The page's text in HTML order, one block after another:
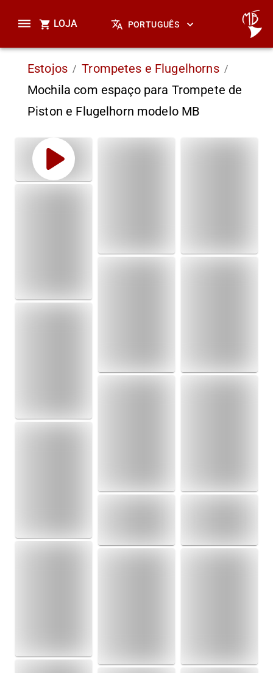
LOJA PORTUGUÊS
Estojos / Trompetes e Flugelhorns /
Mochila com espaço para Trompete de
Piston e Flugelhorn modelo MB